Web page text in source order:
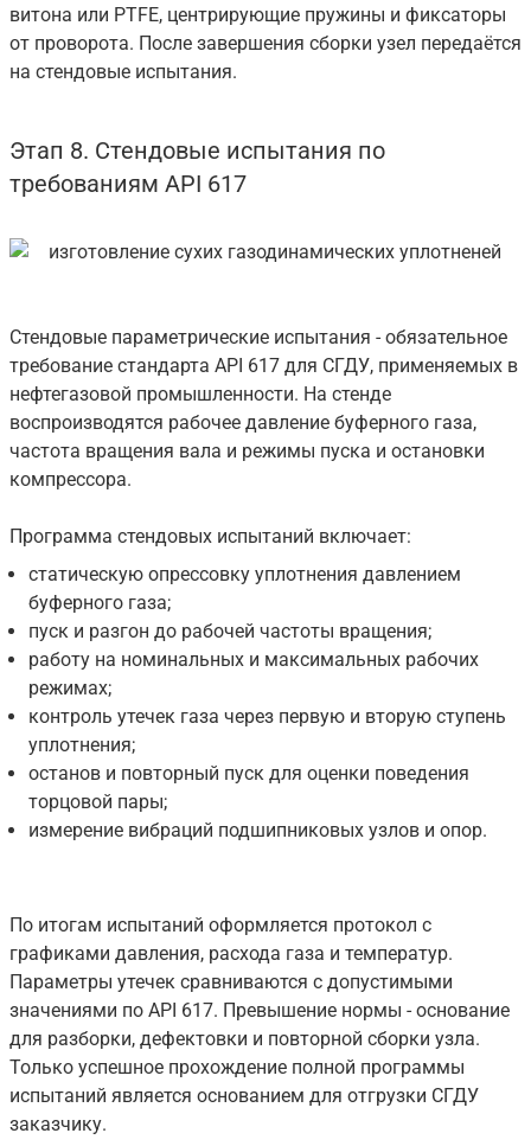
витона или PTFE, центрирующие пружины и фиксаторы
от проворота. После завершения сборки узел передаётся
на стендовые испытания.
Этап 8. Стендовые испытания по
требованиям API 617
Стендовые параметрические испытания - обязательное
требование стандарта API 617 для СГДУ, применяемых в
нефтегазовой промышленности. На стенде
воспроизводятся рабочее давление буферного газа,
частота вращения вала и режимы пуска и остановки
компрессора.
Программа стендовых испытаний включает:
статическую опрессовку уплотнения давлением
буферного газа;
пуск и разгон до рабочей частоты вращения;
работу на номинальных и максимальных рабочих
режимах;
контроль утечек газа через первую и вторую ступень
уплотнения;
останов и повторный пуск для оценки поведения
торцовой пары;
измерение вибраций подшипниковых узлов и опор.
По итогам испытаний оформляется протокол с
графиками давления, расхода газа и температур.
Параметры утечек сравниваются с допустимыми
значениями по API 617. Превышение нормы - основание
для разборки, дефектовки и повторной сборки узла.
Только успешное прохождение полной программы
испытаний является основанием для отгрузки СГДУ
заказчику.